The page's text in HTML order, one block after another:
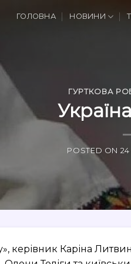
ГОЛОВНА НОВИНИ
ГУРТКОВА
POSTED ON
керівник Каріна